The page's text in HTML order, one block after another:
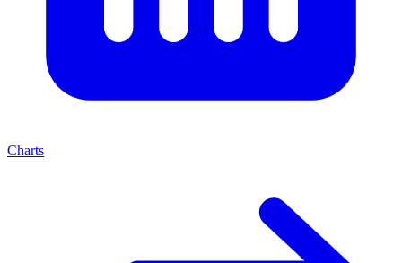
Charts